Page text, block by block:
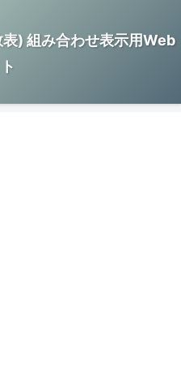
) 組み合わせ表示用Web